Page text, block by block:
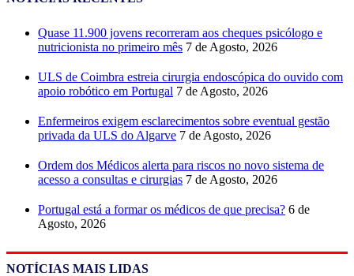
Quase 11.900 jovens recorreram aos cheques psicólogo e
nutricionista no primeiro mês 7 de Agosto, 2026
ULS de Coimbra estreia cirurgia endoscópica do ouvido com
apoio robótico em Portugal 7 de Agosto, 2026
Enfermeiros exigem esclarecimentos sobre eventual gestão
privada da ULS do Algarve 7 de Agosto, 2026
Ordem dos Médicos alerta para riscos no novo sistema de
acesso a consultas e cirurgias 7 de Agosto, 2026
Portugal está a formar os médicos de que precisa? 6 de
Agosto, 2026
NOTÍCIAS MAIS LIDAS